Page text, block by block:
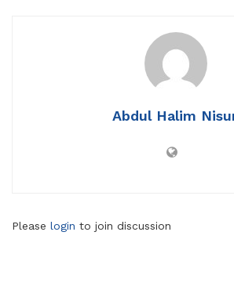
Abdul Halim
Please login to join discussion